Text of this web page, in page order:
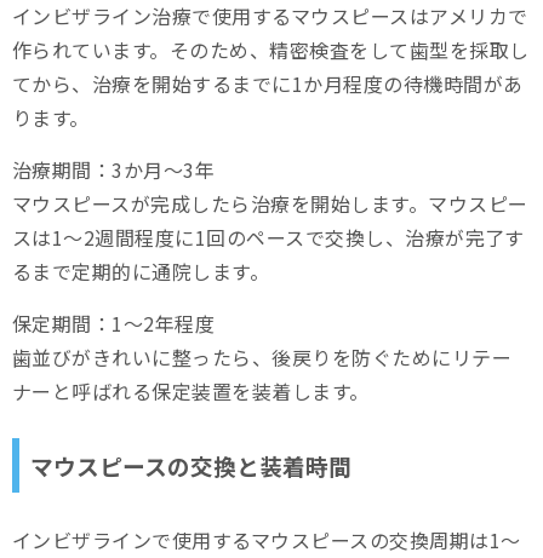
インビザライン治療で使用するマウスピースはアメリカで
作られています。そのため、精密検査をして歯型を採取し
てから、治療を開始するまでに1か月程度の待機時間があ
ります。
治療期間：3か月～3年
マウスピースが完成したら治療を開始します。マウスピー
スは1～2週間程度に1回のペースで交換し、治療が完了す
るまで定期的に通院します。
保定期間：1～2年程度
歯並びがきれいに整ったら、後戻りを防ぐためにリテー
ナーと呼ばれる保定装置を装着します。
マウスピースの交換と装着時間
インビザラインで使用するマウスピースの交換周期は1～